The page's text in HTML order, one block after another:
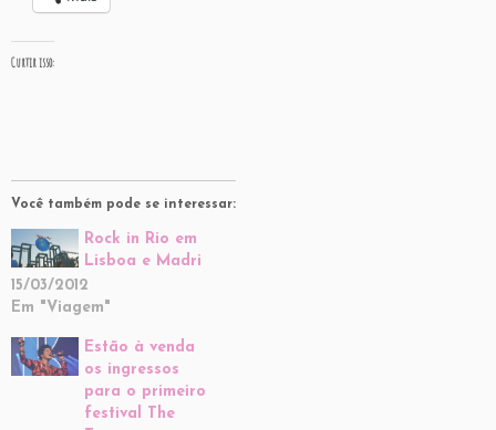
Curtir isso:
Você também pode se interessar:
Rock in Rio em
Lisboa e Madri
15/03/2012
Em "Viagem"
Estão à venda
os ingressos
para o primeiro
festival The